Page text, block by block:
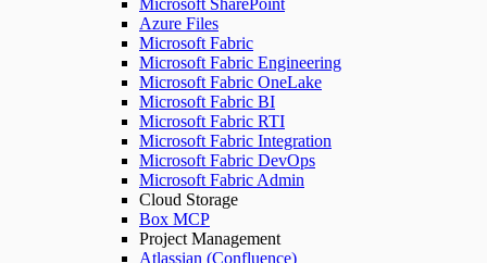
Microsoft SharePoint
Azure Files
Microsoft Fabric
Microsoft Fabric Engineering
Microsoft Fabric OneLake
Microsoft Fabric BI
Microsoft Fabric RTI
Microsoft Fabric Integration
Microsoft Fabric DevOps
Microsoft Fabric Admin
Cloud Storage
Box MCP
Project Management
Atlassian (Confluence)